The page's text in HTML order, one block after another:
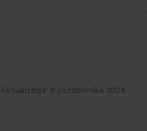
Aktualizacja: 9 października 2024 ·